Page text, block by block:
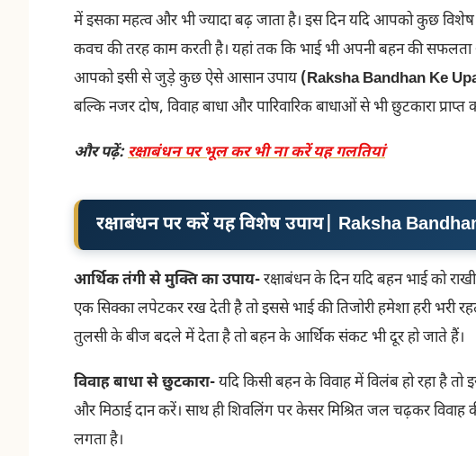
में इसका महत्व और भी ज्यादा बढ़ जाता है। इस दिन यदि आपको कुछ विशेष
कवच की तरह काम करती है। यहां तक कि भाई भी अपनी बहन की
आपको इसी से जुड़े कुछ ऐसे आसान उपाय (Raksha Bandhan Ke
बल्कि नजर दोष, विवाह बाधा और पारिवारिक बाधाओं से भी छुटकारा
और पढ़ें:रक्षाबंधन पर भूल कर भी ना करें यह गलतियां
रक्षाबंधन पर करें यह विशेष उपाय Raksha
आर्थिक तंगी से मुक्ति का उपाय-रक्षाबंधन के दिन यदि बहन भाई को
एक सिक्का लपेटकर रख देती है तो इससे भाई की तिजोरी हमेशा हरी भरी
तुलसी के बीज बदले में देता है तो बहन के आर्थिक संकट भी दूर हो जाते हैं।
विवाह बाधा से छुटकारा-यदि किसी बहन के विवाह में विलंब हो रहा है तो
और मिठाई दान करें। साथ ही शिवलिंग पर केसर मिश्रित जल चढ़कर
लगता है।